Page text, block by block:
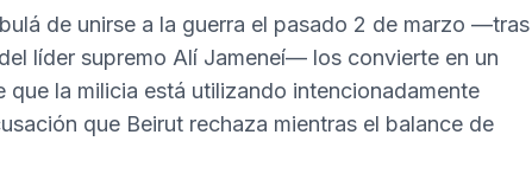
de unirse a la guerra el pasado 2 de marzo —tras
líder supremo Alí Jameneí— los convierte en un
la milicia está utilizando intencionadamente
que Beirut rechaza mientras el balance de